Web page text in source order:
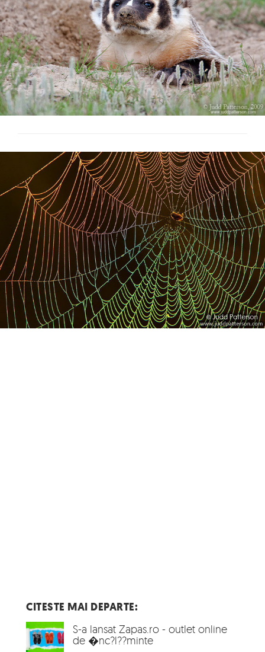
CITESTE MAI DEPARTE:
S-a lansat Zapas.ro - outlet online
de �nc?l??minte